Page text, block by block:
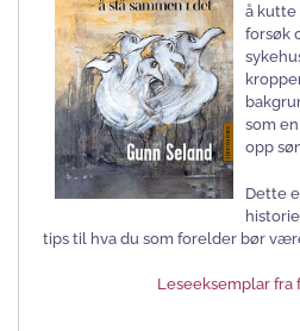
å kutte
forsøk
som
opp
Dette
tips til hva du som forelder bør
Leseeksemplar fra